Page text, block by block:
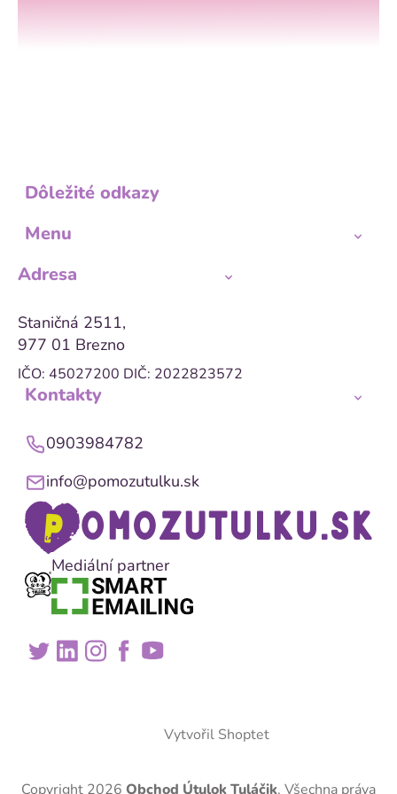
Dôležité odkazy
Menu
Adresa
Staničná 2511,
977 01 Brezno
IČO: 45027200 DIČ: 2022823572
Kontakty
0903984782
info@pomozutulku.sk
Mediální partner
Vytvořil Shoptet
Copyright 2026 Obchod Útulok Tuláčik. Všechna práva